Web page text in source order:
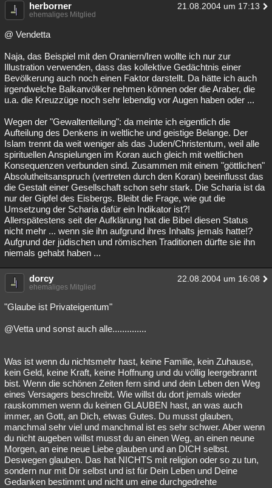
herborner 21.08.2004 um 17:13
ehemaliges Mitglied
@ Vendetta
Naja, das Beispiel mit den Oraniern/Iren wollte ich nur zur
Illustration verwenden, dass das kollektive Gedächtnis einer
Bevölkerung auch noch einen Faktor darstellt. Da hätte ich auch
irgendwelche Balkanvölker nehmen können oder die Araber, die
u.a. die Kreuzzüge noch sehr lebendig vor Augen haben oder ...
Wegen der "Gewaltenteilung": da meinte ich eigentlich die
Aufteilung des Denkens in weltliche und geistige Belange. Der
Islam trennt da weit weniger als das Juden/Christentum, weil alle
spirituellen Anspielungen im Koran auch gleich mit weltlichen
Konsequenzen verbunden sind. Zusammen mit einem "göttlichen"
Absolutheitsanspruch (vertreten durch den Koran) beeinflusst das
die Gestalt einer Gesellschaft schon sehr stark. Die Scharia ist da
nur der Gipfel des Eisbergs. Bleibt die Frage, wie gut die
Umsetzung der Scharia dafür ein Indikator ist?!
Allerspätestens seit der Aufklärung hat die Bibel diesen Status
nicht mehr ... wenn sie ihn aufgrund ihres Inhalts jemals hatte!?
Aufgrund der jüdischen und römischen Traditionen dürfte sie ihn
niemals gehabt haben ...
dorcy 22.08.2004 um 16:08
ehemaliges Mitglied
"Glaube ist Privateigentum"
@Vetta und sonst auch alle..............
Was ist wenn du nichtsmehr hast, keine Familie, kein Zuhause,
kein Geld, keine Kraft, keine Hoffnung und du völlig leergebrannt
bist. Wenn die schönen Zeiten fern sind und dein Leben den Weg
eines Versagers beschreibt. Wie willst du dort jemals wieder
rauskommen wenn du keinen GLAUBEN hast, an was auch
immer, an Gott, an Dich, etwas Gutes. Du musst glauben,
manchmal sehr viel und manchmal ist es sehr schwer. Aber wenn
du nicht augeben willst musst du an einen Weg, an einen neune
Morgen, an eine neue Liebe glauben und an DICH selbst.
Deswegen glauben. Das hat NICHTS mit religion oder so zu tun,
sondern nur mit Dir selbst und ist für Dein Leben und Deine
Gedanken bestimmt und nicht um eine durchgedrehte